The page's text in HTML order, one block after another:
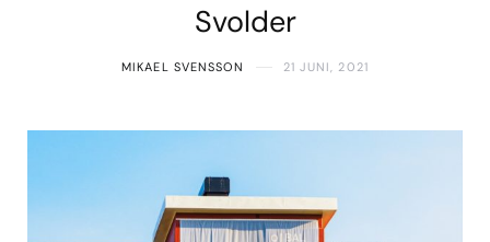
Svolder
MIKAEL SVENSSON 21 JUNI, 2021